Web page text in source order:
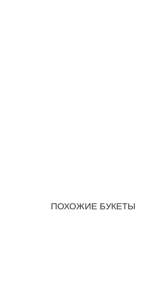
ПОХОЖИЕ БУКЕТЫ